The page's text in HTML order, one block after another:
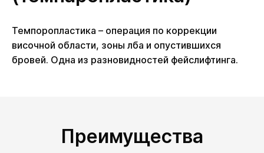
Темпоропластика – операция по коррекции
височной области, зоны лба и опустившихся
бровей. Одна из разновидностей фейслифтинга.
Преимущества